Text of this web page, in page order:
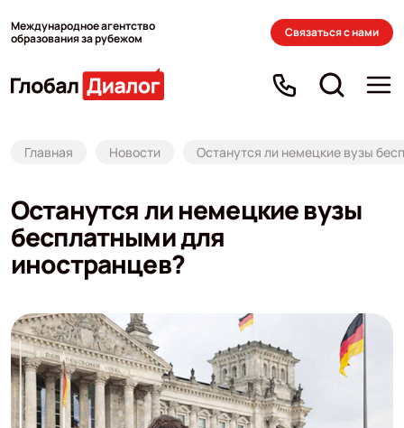
Международное агентство
образования за рубежом
Связаться с нами
Главная Новости Останутся ли немецкие вузы
Останутся ли немецкие вузы
бесплатными для
иностранцев?